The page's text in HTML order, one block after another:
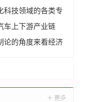
科技领域的各类专
车上下游产业链
论的角度来看经济